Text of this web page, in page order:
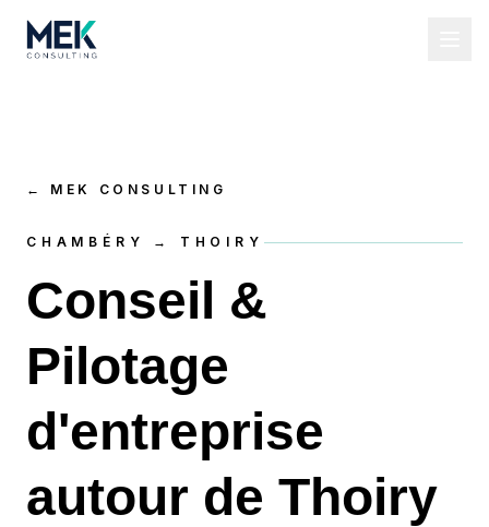
← MEK CONSULTING
CHAMBÉRY → THOIRY
Conseil &
Pilotage
d'entreprise
autour de Thoiry